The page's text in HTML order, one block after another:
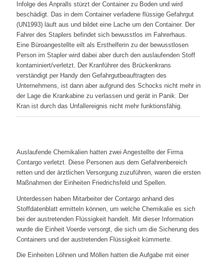
Infolge des Anpralls stürzt der Container zu Boden und wird
beschädigt. Das in dem Container verladene flüssige Gefahrgut
(UN1993) läuft aus und bildet eine Lache um den Container. Der
Fahrer des Staplers befindet sich bewusstlos im Fahrerhaus.
Eine Büroangestellte eilt als Ersthelferin zu der bewusstlosen
Person im Stapler wird dabei aber durch den auslaufenden Stoff
kontaminiert/verletzt. Der Kranführer des Brückenkrans
verständigt per Handy den Gefahrgutbeauftragten des
Unternehmens, ist dann aber aufgrund des Schocks nicht mehr in
der Lage die Krankabine zu verlassen und gerät in Panik. Der
Kran ist durch das Unfallereignis nicht mehr funktionsfähig.
Auslaufende Chemikalien hatten zwei Angestellte der Firma
Contargo verletzt. Diese Personen aus dem Gefahrenbereich
retten und der ärztlichen Versorgung zuzuführen, waren die ersten
Maßnahmen der Einheiten Friedrichsfeld und Spellen.
Unterdessen haben Mitarbeiter der Contargo anhand des
Stoffdatenblatt ermitteln können, um welche Chemikalie es sich
bei der austretenden Flüssigkeit handelt. Mit dieser Information
wurde die Einheit Voerde versorgt, die sich um die Sicherung des
Containers und der austretenden Flüssigkeit kümmerte.
Die Einheiten Löhnen und Möllen hatten die Aufgabe mit einer